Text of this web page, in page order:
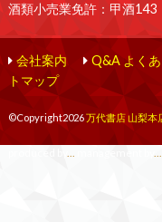
酒類小売業免許：甲酒143
会社案内 Q&A よく
トマップ
©Copyright2026万代書店 山梨本